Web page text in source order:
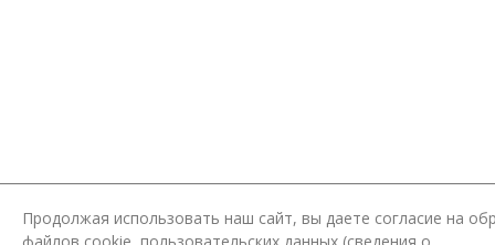
Продолжая использовать наш сайт, вы даете согласие на